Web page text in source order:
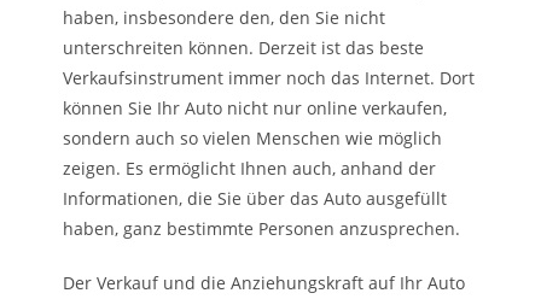
haben, insbesondere den, den Sie nicht
unterschreiten können. Derzeit ist das beste
Verkaufsinstrument immer noch das Internet. Dort
können Sie Ihr Auto nicht nur online verkaufen,
sondern auch so vielen Menschen wie möglich
zeigen. Es ermöglicht Ihnen auch, anhand der
Informationen, die Sie über das Auto ausgefüllt
haben, ganz bestimmte Personen anzusprechen.
Der Verkauf und die Anziehungskraft auf Ihr Auto